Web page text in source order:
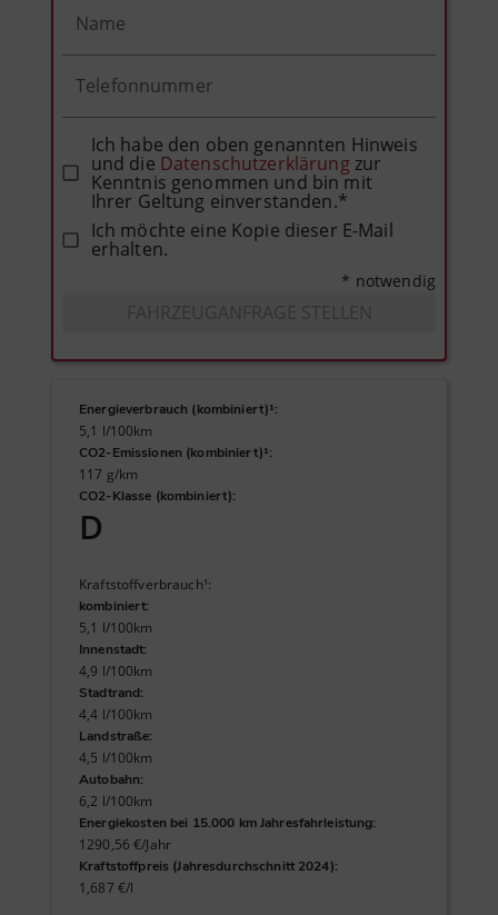
Name
Telefonnummer
Ich habe den oben genannten Hinweis
und die Datenschutzerklärung zur
Kenntnis genommen und bin mit
Ihrer Geltung einverstanden.*
Ich möchte eine Kopie dieser E-Mail
erhalten.
* notwendig
FAHRZEUGANFRAGE STELLEN
Energieverbrauch (kombiniert)¹:
5,1 l/100km
CO2-Emissionen (kombiniert)¹:
117 g/km
CO2-Klasse (kombiniert):
D
Kraftstoffverbrauch¹:
kombiniert:
5,1 l/100km
Innenstadt:
4,9 l/100km
Stadtrand:
4,4 l/100km
Landstraße:
4,5 l/100km
Autobahn:
6,2 l/100km
Energiekosten bei 15.000 km Jahresfahrleistung:
1290,56 €/Jahr
Kraftstoffpreis (Jahresdurchschnitt 2024):
1,687 €/l